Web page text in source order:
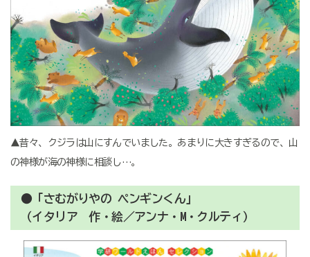
▲昔々、クジラは山にすんでいました。あまりに大きすぎるので、山
の神様が海の神様に相談し…。
●「さむがりやの ペンギンくん」
（イタリア 作・絵／アンナ・M・クルティ）